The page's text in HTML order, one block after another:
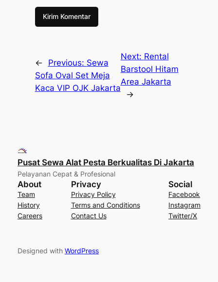
← Previous: Sewa
Sofa Oval Set Meja
Kaca VIP OJK Jakarta
Next: Rental
Barstool Hitam
Area Jakarta
→
Pusat Sewa Alat Pesta Berkualitas Di Jakarta
Pelayanan Cepat & Profesional
About
Team
History
Careers
Privacy
Privacy Policy
Terms and Conditions
Contact Us
Social
Facebook
Instagram
Twitter/X
Designed with WordPress